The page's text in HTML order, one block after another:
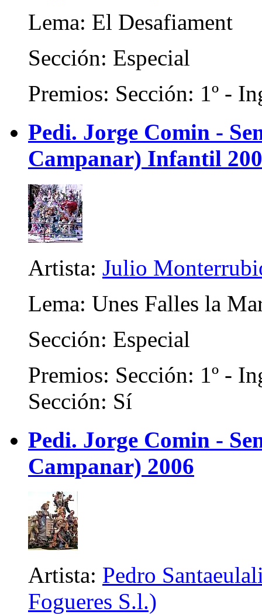
Lema: El Desafiament
Sección: Especial
Premios: Sección: 1º -
Pedi. Jorge Comin -
Campanar) Infantil
Artista: Julio
Lema: Unes Falles la
Sección: Especial
Premios: Sección: 1º -
Sección: Sí
Pedi. Jorge Comin -
Campanar) 2006
Artista: Pedro
Fogueres S.l.)